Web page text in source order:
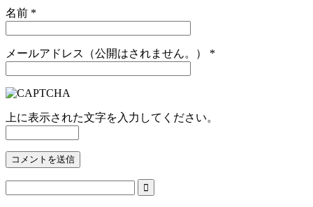
名前 *
メールアドレス（公開はされません。） *
上に表示された文字を入力してください。
